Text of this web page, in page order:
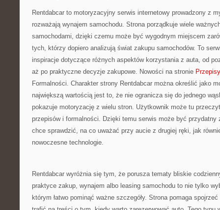
Rentdabcar to motoryzacyjny serwis internetowy prowadzony z
rozważają wynajem samochodu. Strona porządkuje wiele
samochodami, dzięki czemu może być wygodnym miejscem
tych, którzy dopiero analizują świat zakupu samochodów. To
inspiracje dotyczące różnych aspektów korzystania z auta, od
aż po praktyczne decyzje zakupowe. Nowości na stronie
Formalności. Charakter strony Rentdabcar można określić jako
największą wartością jest to, że nie ogranicza się do jednego
pokazuje motoryzację z wielu stron. Użytkownik może tu
przepisów i formalności. Dzięki temu serwis może być przydatny
chce sprawdzić, na co uważać przy aucie z drugiej ręki, jak
nowoczesne technologie.
Rentdabcar wyróżnia się tym, że porusza tematy bliskie
praktyce zakup, wynajem albo leasing samochodu to nie tylko
którym łatwo pominąć ważne szczegóły. Strona pomaga